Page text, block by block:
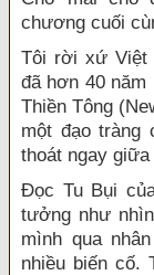
chương cuối
Tôi rời xứ Việt
đã hơn 40 năm
Thiền Tông
một đạo
thoát ngay
Đọc Tu Bụi
tưởng như
mình qua
nhiều biến cố.